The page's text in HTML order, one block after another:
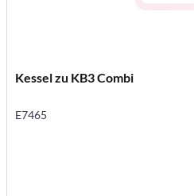
Kessel zu KB3 Combi
E7465